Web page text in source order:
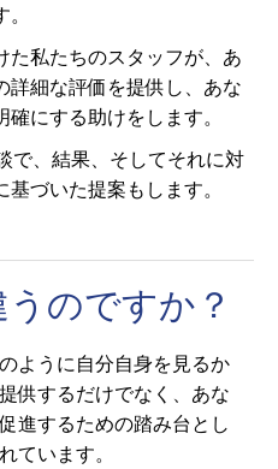
た私たちのスタッフが、あ
詳細な評価を提供し、あな
にする助けをします。
で、結果、そしてそれに対
づいた提案もします。
のですか？
ように自分自身を見るか
供するだけでなく、あな
進するための踏み台とし
ています。